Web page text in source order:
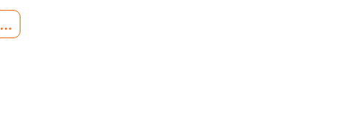
...